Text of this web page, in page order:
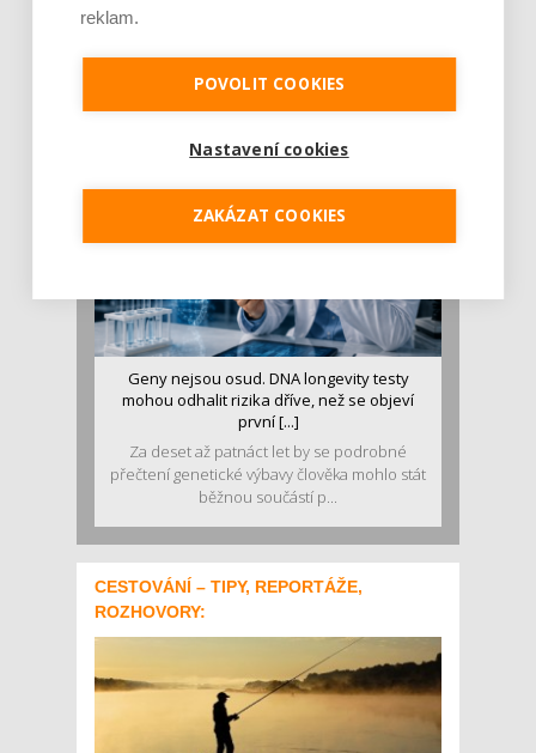
Je jen pro sportovce, přiberu po něm a ve
Pojem protein již nějakou dobu rezonuje
v oblasti zdraví, výživy i dlouhověkosti. Přesto
se o ně...
Geny nejsou osud. DNA longevity testy
mohou odhalit rizika dříve, než se objeví
první [...]
Za deset až patnáct let by se podrobné
přečtení genetické výbavy člověka mohlo stát
běžnou součástí p...
CESTOVÁNÍ – TIPY, REPORTÁŽE,
ROZHOVORY:
reklam.
POVOLIT COOKIES
Nastavení cookies
ZAKÁZAT COOKIES